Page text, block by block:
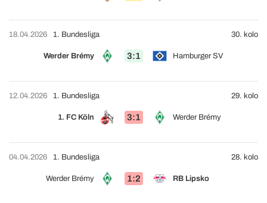
18.04.2026
Werder Brémy 3:1 Hamburger SV
1. Bundesliga 30. kolo
12.04.2026
1. FC Köln 3:1 Werder Brémy
1. Bundesliga 29. kolo
04.04.2026
Werder Brémy 1:2 RB Lipsko
1. Bundesliga 28. kolo